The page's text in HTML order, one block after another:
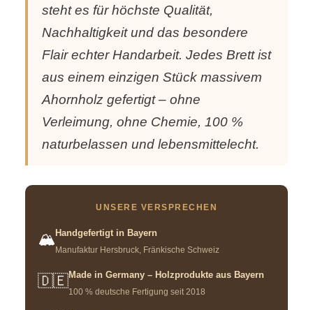
steht es für höchste Qualität,
Nachhaltigkeit und das besondere
Flair echter Handarbeit. Jedes Brett ist
aus einem einzigen Stück massivem
Ahornholz gefertigt – ohne
Verleimung, ohne Chemie, 100 %
naturbelassen und lebensmittelecht.
UNSERE VERSPRECHEN
🏔️ Handgefertigt in Bayern
Manufaktur Hersbruck, Fränkische Schweiz
🇩🇪Made in Germany – Holzprodukte aus Bayern
100 % deutsche Fertigung seit 2018